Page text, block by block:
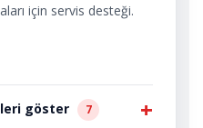
için servis desteği.
göster 7